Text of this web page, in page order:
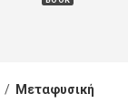
Μεταφυσική